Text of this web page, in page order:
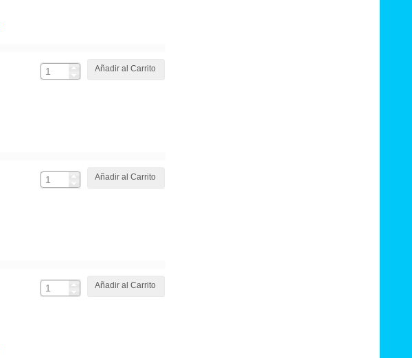
Añadir al Carrito
Añadir al Carrito
Añadir al Carrito